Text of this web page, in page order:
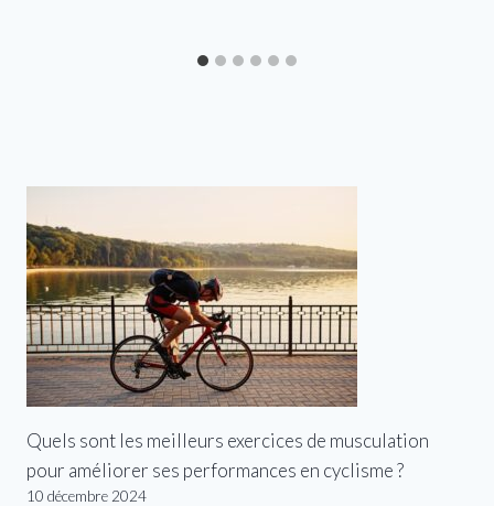
Quels sont les meilleurs exercices de musculation
pour améliorer ses performances en cyclisme ?
10 décembre 2024